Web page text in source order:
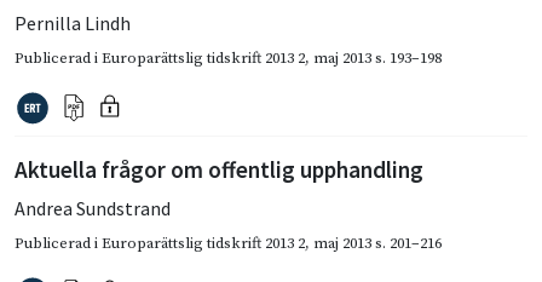
Pernilla Lindh
Publicerad iEuroparättslig tidskrift 2013 2, maj 2013s. 193–198
Aktuella frågor om offentlig upphandling
Andrea Sundstrand
Publicerad iEuroparättslig tidskrift 2013 2, maj 2013s. 201–216